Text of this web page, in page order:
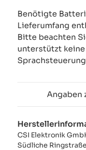
Benötigte
Lieferumfang
Bitte beachten
unterstützt
Angaben
CSI Elektronik
Südliche